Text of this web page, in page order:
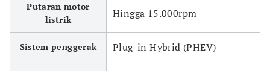
Putaran motor
listrik
Hingga 15.000rpm
Sistem penggerak Plug-in Hybrid (PHEV)